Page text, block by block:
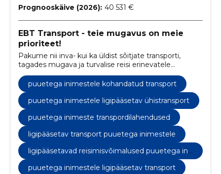
Prognooskäive (2026): 40 531 €
EBT Transport - teie mugavus on meie
prioriteet!
Pakume nii inva- kui ka üldist sõitjate transporti,
tagades mugava ja turvalise reisi erinevatele
marsuutidele Lääne-Virumaal ning laiendades
teenuseid vastavalt klientide vajadustele üle kogu
Eesti.
puuetega inimestele kohandatud transport
puuetega inimestele ligipääsetav ühistransport
puuetega inimeste transpordilahendused
ligipääsetav transport puuetega inimestele
ligipääsetavad reisimisvõimalused puuetega ini
puuetega inimestele ligipääsetav transport